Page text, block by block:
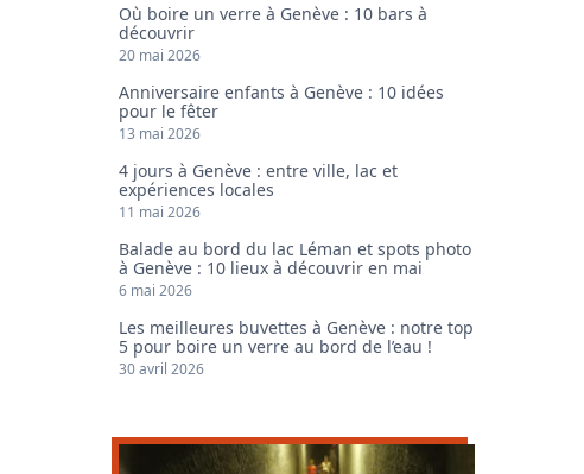
Où boire un verre à Genève : 10 bars à
découvrir
20 mai 2026
Anniversaire enfants à Genève : 10 idées
pour le fêter
13 mai 2026
4 jours à Genève : entre ville, lac et
expériences locales
11 mai 2026
Balade au bord du lac Léman et spots photo
à Genève : 10 lieux à découvrir en mai
6 mai 2026
Les meilleures buvettes à Genève : notre top
5 pour boire un verre au bord de l’eau !
30 avril 2026